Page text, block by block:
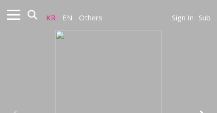
KR EN Others Sign In Sub